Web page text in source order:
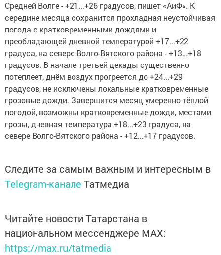
Средней Волге - +21...+26 градусов, пишет «АиФ». К
середине месяца сохранится прохладная неустойчивая
погода с кратковременными дождями и
преобладающей дневной температурой +17...+22
градуса, на севере Волго-Вятского района - +13...+18
градусов. В начале третьей декады существенно
потеплеет, днём воздух прогреется до +24...+29
градусов, не исключены локальные кратковременные
грозовые дожди. Завершится месяц умеренно тёплой
погодой, возможны кратковременные дожди, местами
грозы, дневная температура +18...+23 градуса, на
севере Волго-Вятского района - +12...+17 градусов.
Следите за самым важным и интересным в
Telegram-канале Татмедиа
Читайте новости Татарстана в
национальном мессенджере MАХ:
https://max.ru/tatmedia